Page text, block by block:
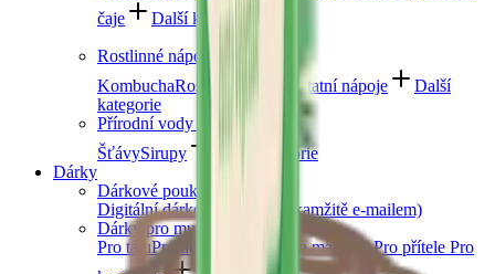
čaje
Další kategorie
Rostlinné nápoje
KombuchaRostlinná mléka Ostatní nápoje
Další
kategorie
Přírodní vody a šťávy
ŠťávySirupy
Další kategorie
Dárky
Dárkové poukazy
Digitální dárkový poukaz (okamžitě e-mailem)
Dárky pro muže
Pro tátuPro dědu Pro bratra Pro manželaPro přítele Pro